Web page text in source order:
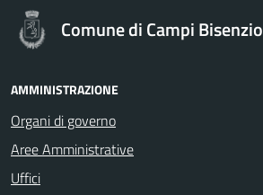
Comune di Campi Bisenzio
AMMINISTRAZIONE
Organi di governo
Aree Amministrative
Uffici